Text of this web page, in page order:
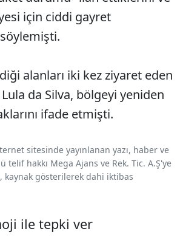
için ciddi gayret
alanları iki kez ziyaret eden
da Silva, bölgeyi yeniden
ifade etmişti.
sitesinde yayınlanan yazı, haber ve
hakkı Mega Ajans ve Rek. Tic. A.Ş'ye
kaynak gösterilerek dahi iktibas
ile tepki ver